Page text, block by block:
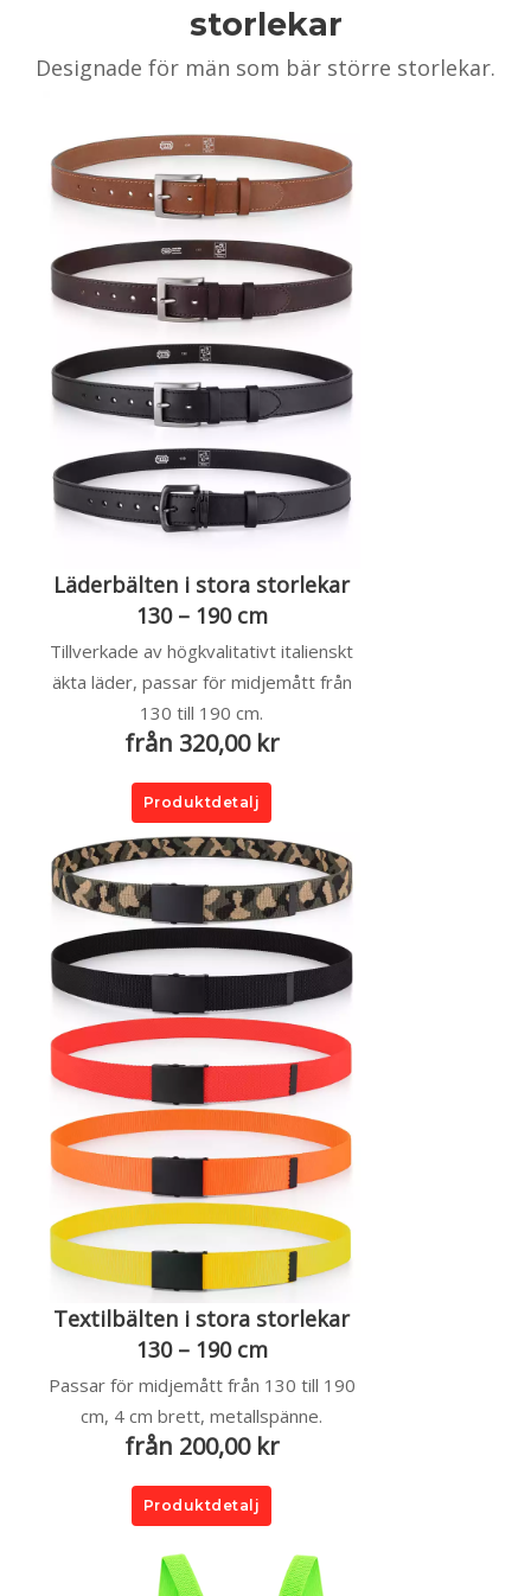
storlekar
Designade för män som bär större storlekar.
Läderbälten i stora storlekar
130 – 190 cm
Tillverkade av högkvalitativt italienskt
äkta läder, passar för midjemått från
130 till 190 cm.
från 320,00 kr
Produktdetalj
Textilbälten i stora storlekar
130 – 190 cm
Passar för midjemått från 130 till 190
cm, 4 cm brett, metallspänne.
från 200,00 kr
Produktdetalj